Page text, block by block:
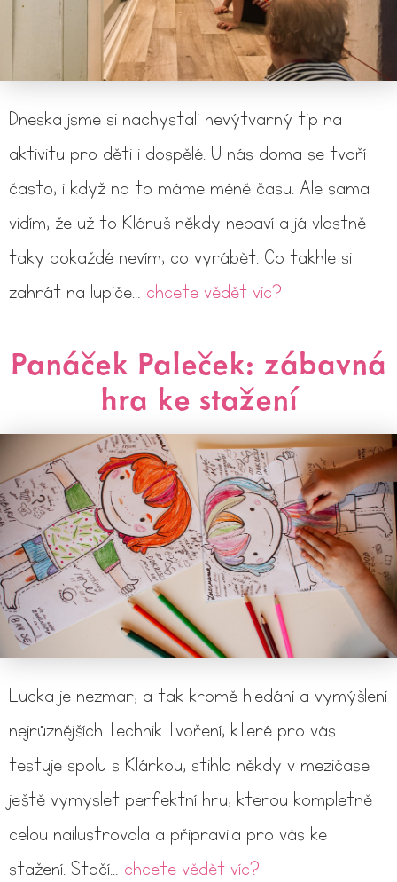
Dneska jsme si nachystali nevýtvarný tip na
aktivitu pro děti i dospělé. U nás doma se tvoří
často, i když na to máme méně času. Ale sama
vidím, že už to Kláruš někdy nebaví a já vlastně
taky pokaždé nevím, co vyrábět. Co takhle si
zahrát na lupiče… chcete vědět víc?
Panáček Paleček: zábavná
hra ke stažení
Lucka je nezmar, a tak kromě hledání a vymýšlení
nejrůznějších technik tvoření, které pro vás
testuje spolu s Klárkou, stihla někdy v mezičase
ještě vymyslet perfektní hru, kterou kompletně
celou nailustrovala a připravila pro vás ke
stažení. Stačí… chcete vědět víc?